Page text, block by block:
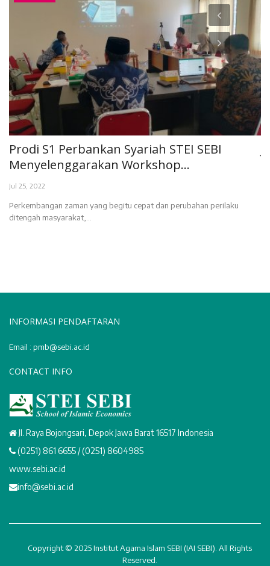
Prodi S1 Perbankan Syariah STEI SEBI
Menyelenggarakan Workshop...
Jul 25, 2022
Perkembangan zaman yang begitu cepat dan perubahan perilaku
ditengah masyarakat,...
INFORMASI PENDAFTARAN
Email : pmb@sebi.ac.id
CONTACT INFO
Jl. Raya Bojongsari, Depok Jawa Barat 16517 Indonesia
(0251) 861 6655 / (0251) 8604985
www.sebi.ac.id
info@sebi.ac.id
Copyright © 2025 Institut Agama Islam SEBI (IAI SEBI). All Rights
Reserved.